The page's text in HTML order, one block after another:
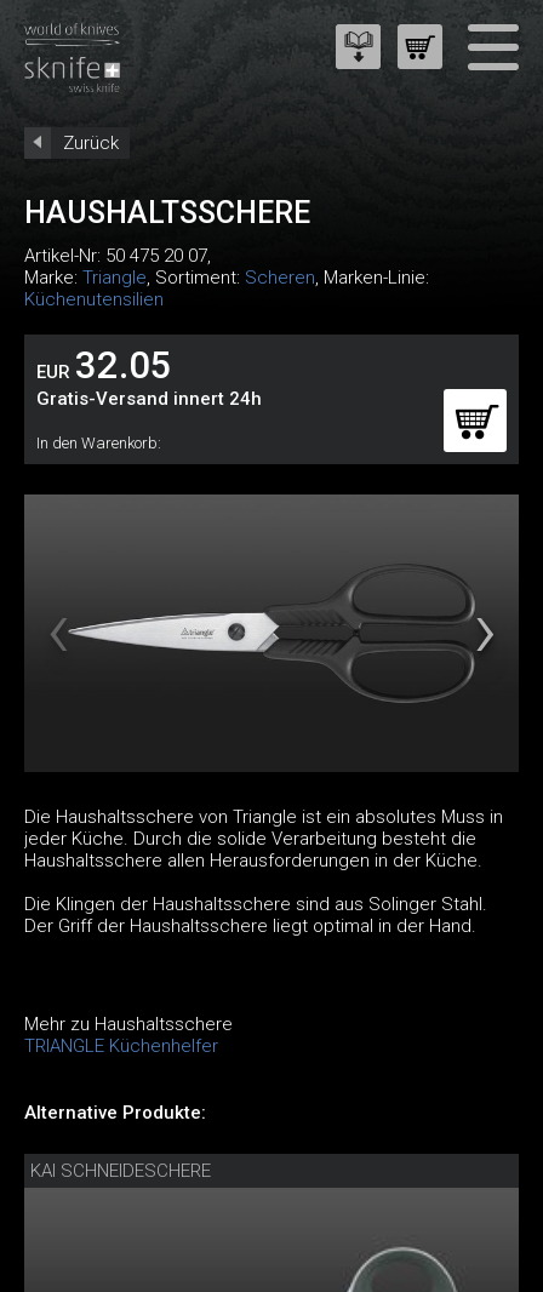
Zurück
HAUSHALTSSCHERE
Artikel-Nr: 50 475 20 07,
Marke: Triangle, Sortiment: Scheren, Marken-Linie:
Küchenutensilien
EUR 32.05
Gratis-Versand innert 24h
In den Warenkorb:
Die Haushaltsschere von Triangle ist ein absolutes Muss in
jeder Küche. Durch die solide Verarbeitung besteht die
Haushaltsschere allen Herausforderungen in der Küche.
Die Klingen der Haushaltsschere sind aus Solinger Stahl.
Der Griff der Haushaltsschere liegt optimal in der Hand.
Mehr zu Haushaltsschere
TRIANGLE Küchenhelfer
Alternative Produkte:
KAI SCHNEIDESCHERE